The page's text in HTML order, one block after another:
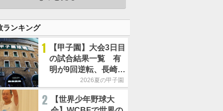
ランキング
1
【甲子園】大会3日目
の試合結果一覧 有
明が9回逆転、長崎日
大は15得点で大勝
2026夏の甲子園
2
【世界少年野球大